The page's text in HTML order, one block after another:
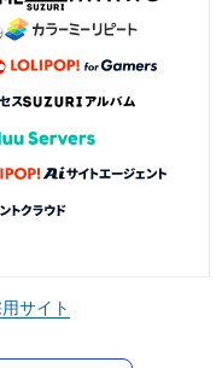
サイト